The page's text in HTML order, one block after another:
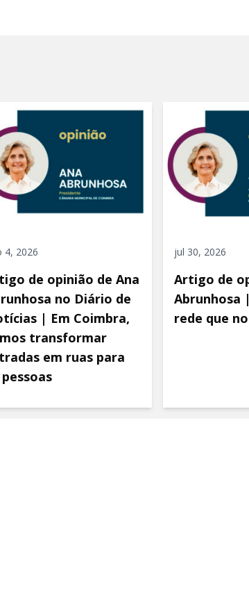
4, 2026
de opinião de Ana
no Diário de
| Em Coimbra,
transformar
em ruas para
jul 30, 2026
Artigo de
Abrunhosa
rede que